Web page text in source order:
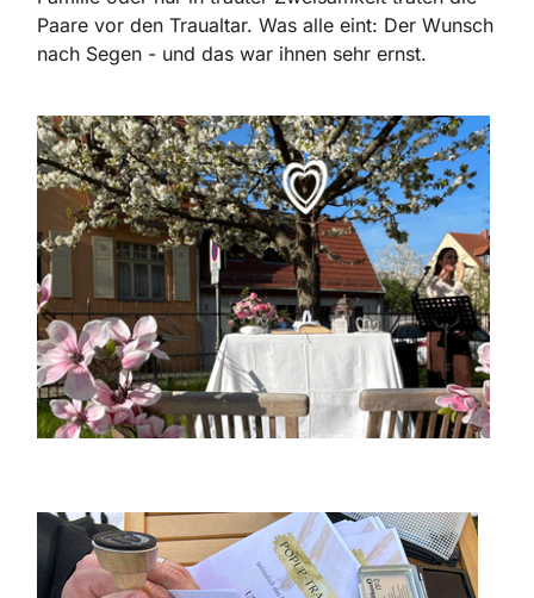
Paare vor den Traualtar. Was alle eint: Der Wunsch
nach Segen - und das war ihnen sehr ernst.